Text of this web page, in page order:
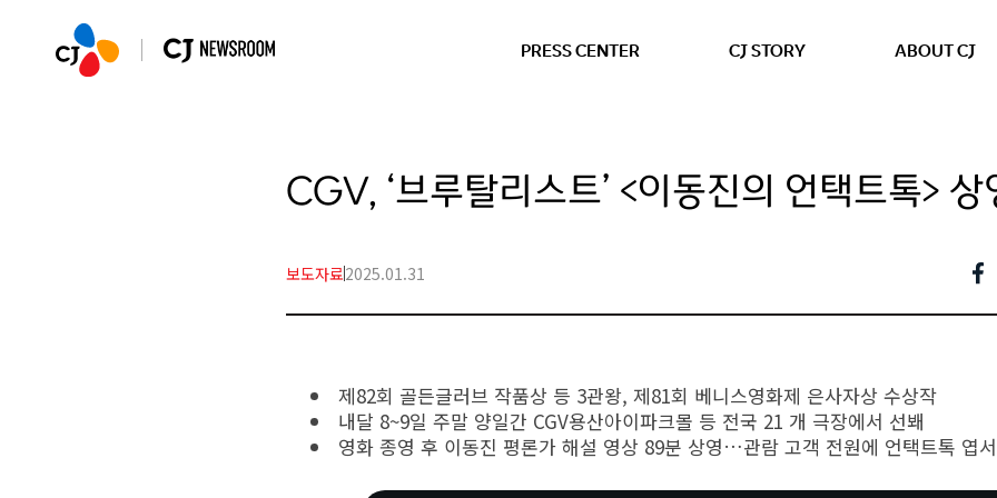
PRESS CENTER CJ STORY ABOUT CJ
CGV, ‘브루탈리스트’ <이동진의 언택트톡> 상
보도자료2025.01.31
제82회 골든글러브 작품상 등 3관왕, 제81회 베니스영화제 은사자상 수상작
내달 8~9일 주말 양일간 CGV용산아이파크몰 등 전국 21 개 극장에서 선봬
영화 종영 후 이동진 평론가 해설 영상 89분 상영…관람 고객 전원에 언택트톡 엽서